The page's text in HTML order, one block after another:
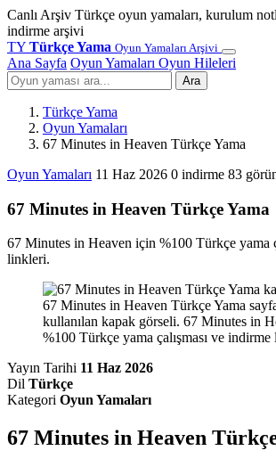
Canlı Arşiv Türkçe oyun yamaları, kurulum
indirme arşivi
TY Türkçe Yama Oyun Yamaları Arşivi
Ana Sayfa Oyun Yamaları Oyun Hileleri
Ara
Türkçe Yama
Oyun Yamaları
67 Minutes in Heaven Türkçe Yama
Oyun Yamaları 11 Haz 2026 0 indirme 83
67 Minutes in Heaven Türkçe Yama
67 Minutes in Heaven için %100 Türkçe yama
linkleri.
67 Minutes in Heaven Türkçe Yama
kullanılan kapak görseli. 67 Minutes in
%100 Türkçe yama çalışması ve
Yayın Tarihi 11 Haz 2026
Dil Türkçe
Kategori Oyun Yamaları
67 Minutes in Heaven